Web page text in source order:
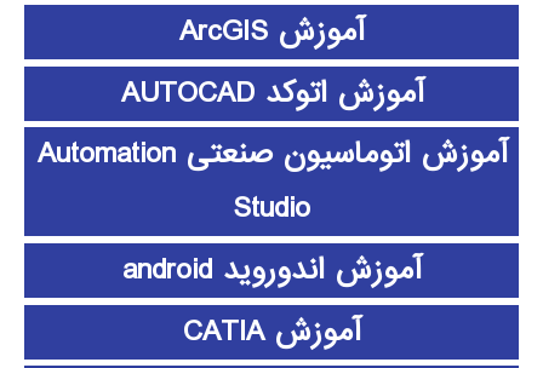
آموزش ArcGIS
آموزش اتوکد AUTOCAD
آموزش اتوماسیون صنعتی Automation
Studio
آموزش اندوروید android
آموزش CATIA